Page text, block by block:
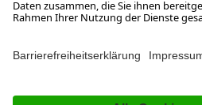
Aktuelle
Presse